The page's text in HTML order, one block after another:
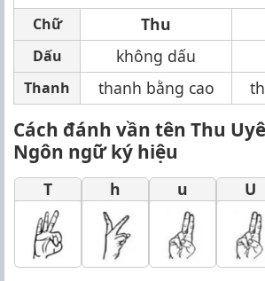
Chữ Thu
Dấu không dấu
Thanh thanh bằng cao
Cách đánh vần tên Thu
Ngôn ngữ ký hiệu
T h u U